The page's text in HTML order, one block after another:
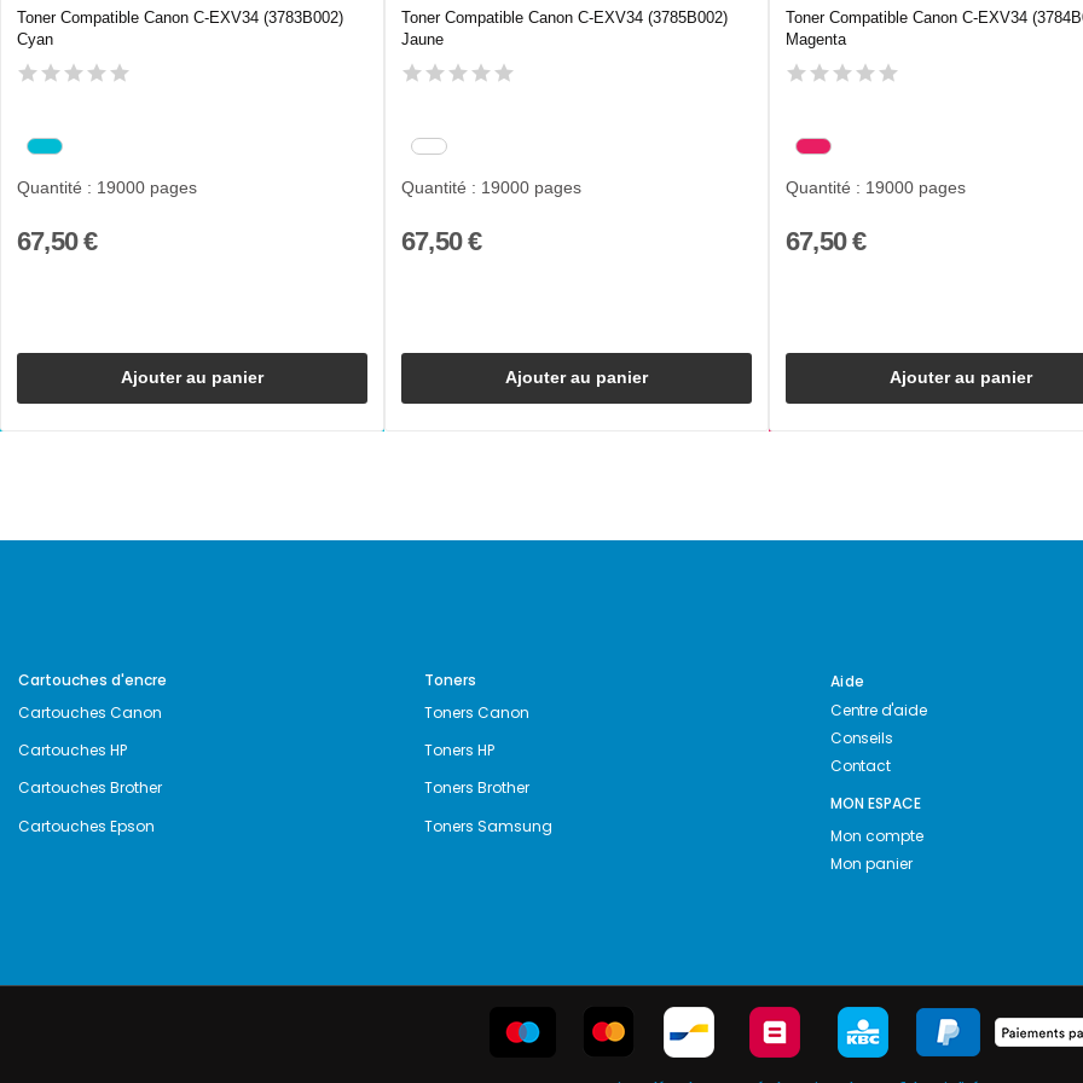
Toner Compatible Canon C-EXV34 (3783B002)
Cyan
Quantité : 19000 pages
67,50 €
Ajouter au panier
Toner Compatible Canon C-EXV34 (3785B002)
Jaune
Quantité : 19000 pages
67,50 €
Ajouter au panier
Toner Compatible Canon C-EXV34
Magenta
Quantité : 19000 pages
67,50 €
Ajouter au panier
Cartouches d'encre
Cartouches Canon
Cartouches HP
Cartouches Brother
Cartouches Epson
Toners
Toners Canon
Toners HP
Toners Brother
Toners Samsung
Aide
Centre d'aide
Conseils
Contact
MON ESPACE
Mon compte
Mon panier